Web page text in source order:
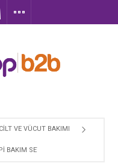
CILT VE VÜCUT BAKIMI
BAKIM SETI